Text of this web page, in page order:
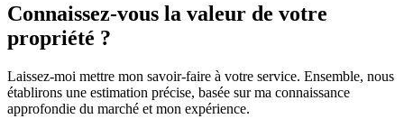
Connaissez-vous la valeur de votre
propriété ?
Laissez-moi mettre mon savoir-faire à votre service. Ensemble, nous
établirons une estimation précise, basée sur ma connaissance
approfondie du marché et mon expérience.